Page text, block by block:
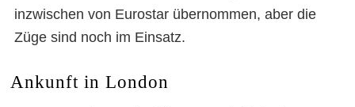
inzwischen von Eurostar übernommen, aber die
Züge sind noch im Einsatz.
Ankunft in London